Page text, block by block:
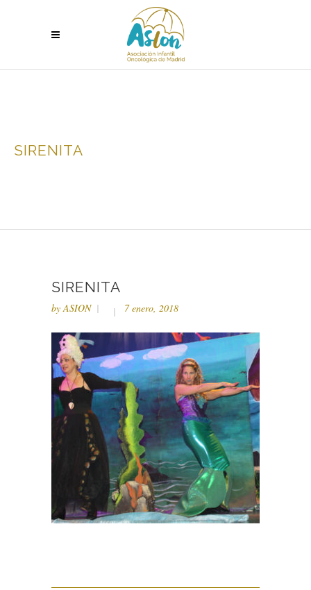
SIRENITA
SIRENITA
byASION 7 enero, 2018